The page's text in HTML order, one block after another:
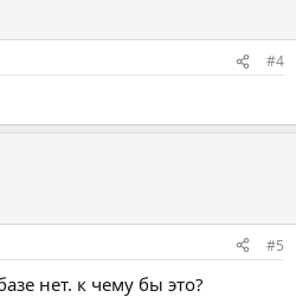
#4
#5
нет. к чему бы это?